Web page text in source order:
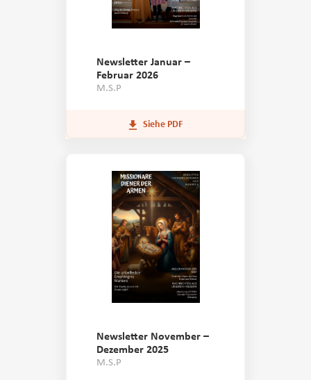
Newsletter Januar –
Februar 2026
M.S.P
Siehe PDF
Newsletter November –
Dezember 2025
M.S.P